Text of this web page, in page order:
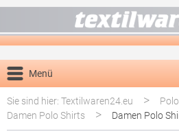
Menü
Sie sind hier: Textilwaren24.eu
>
Damen Polo Shirts > Damen Polo